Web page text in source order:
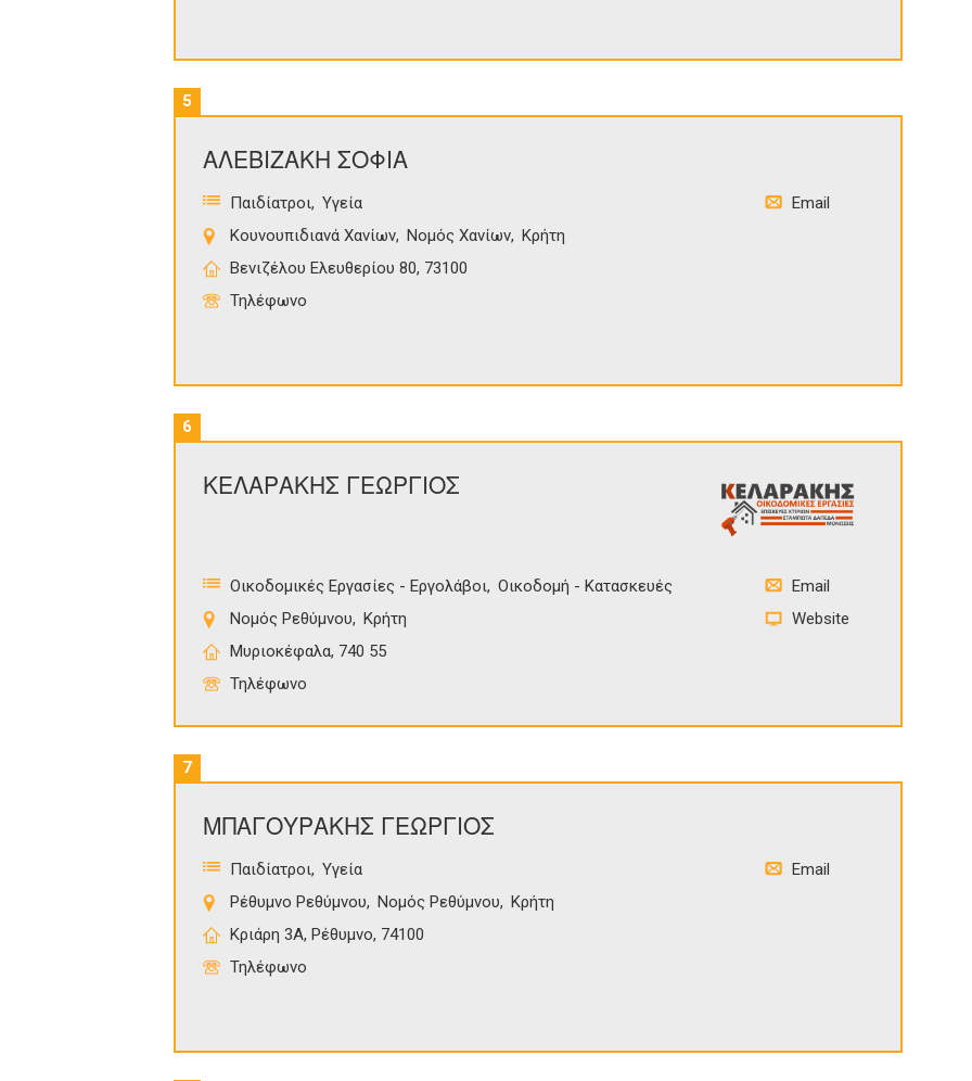
5
ΑΛΕΒΙΖΑΚΗ ΣΟΦΙΑ
Παιδίατροι Υγεία
Κουνουπιδιανά Χανίων Νομός Χανίων Κρήτη
Βενιζέλου Ελευθερίου 80, 73100
Τηλέφωνο
Email
6
ΚΕΛΑΡΑΚΗΣ ΓΕΩΡΓΙΟΣ
Οικοδομικές Εργασίες - Εργολάβοι Οικοδομή - Κατασκευές
Νομός Ρεθύμνου
Κρήτη
Μυριοκέφαλα, 740 55
Τηλέφωνο
Email
Website
7
ΜΠΑΓΟΥΡΑΚΗΣ ΓΕΩΡΓΙΟΣ
Παιδίατροι Υγεία
Ρέθυμνο Ρεθύμνου
Νομός Ρεθύμνου
Κρήτη
Κριάρη 3Α, Ρέθυμνο, 74100
Τηλέφωνο
Email